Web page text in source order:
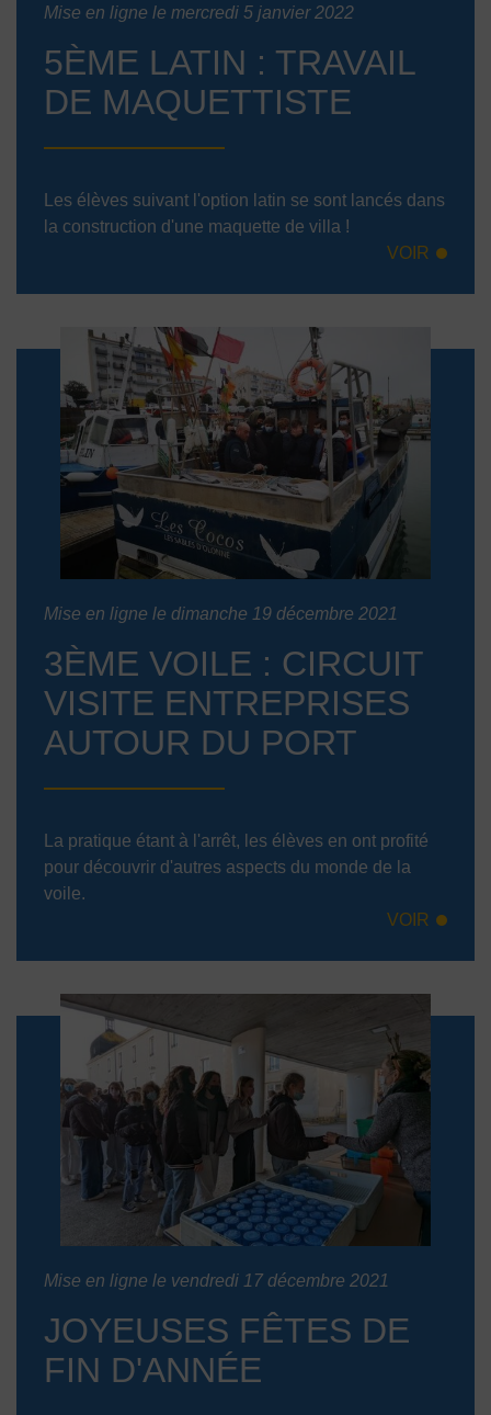
Mise en ligne le mercredi 5 janvier 2022
5ÈME LATIN : TRAVAIL
DE MAQUETTISTE
Les élèves suivant l'option latin se sont lancés dans
la construction d'une maquette de villa !
VOIR
Mise en ligne le dimanche 19 décembre 2021
3ÈME VOILE : CIRCUIT
VISITE ENTREPRISES
AUTOUR DU PORT
La pratique étant à l'arrêt, les élèves en ont profité
pour découvrir d'autres aspects du monde de la
voile.
VOIR
Mise en ligne le vendredi 17 décembre 2021
JOYEUSES FÊTES DE
FIN D'ANNÉE